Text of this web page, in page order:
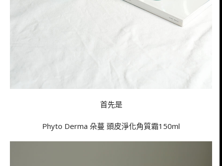
首先是
Phyto Derma 朵蔓 頭皮淨化角質霜150ml